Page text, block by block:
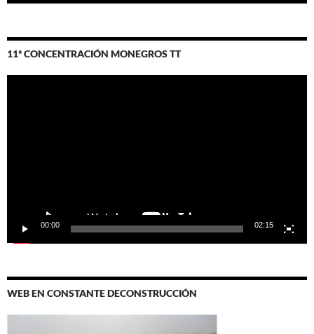
11ª CONCENTRACIÓN MONEGROS TT
00:00 02:15
WEB EN CONSTANTE DECONSTRUCCIÓN